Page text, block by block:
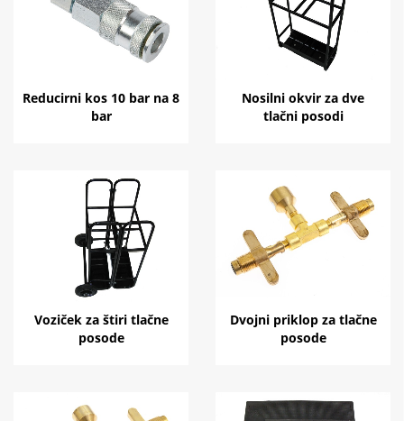
Reducirni kos 10 bar na 8
bar
Nosilni okvir za dve
tlačni posodi
Voziček za štiri tlačne
posode
Dvojni priklop za tlačne
posode